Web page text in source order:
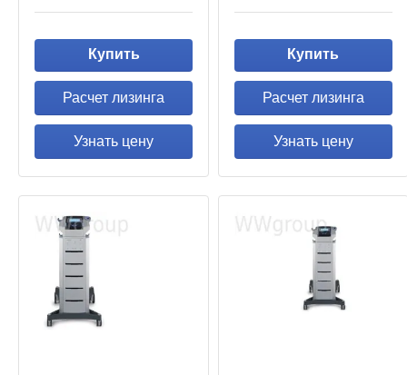
Купить
Расчет лизинга
Узнать цену
Купить
Расчет лизинга
Узнать цену